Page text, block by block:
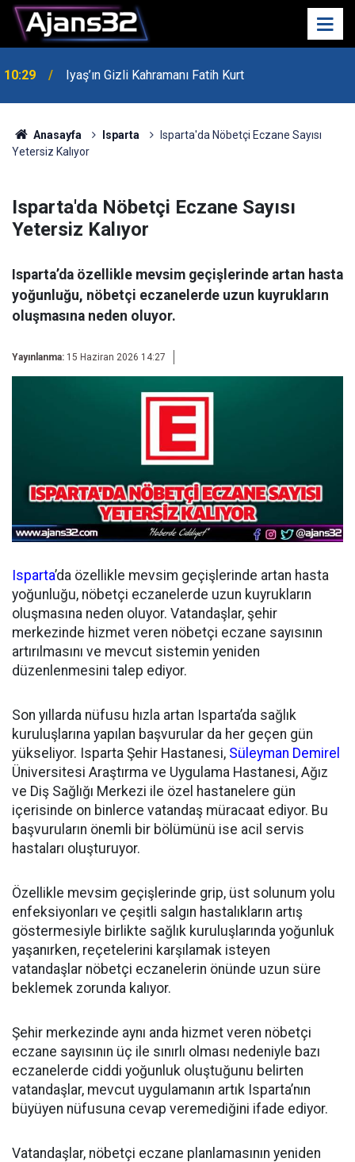
00:52 Isparta'da Asker Eğlencesinde Kavga Çıktı
Anasayfa Isparta
Isparta'da Nöbetçi Eczane Sayısı
Yetersiz Kalıyor
Isparta'da Nöbetçi Eczane Sayısı
Yetersiz Kalıyor
Isparta’da özellikle mevsim geçişlerinde artan hasta
yoğunluğu, nöbetçi eczanelerde uzun kuyrukların
oluşmasına neden oluyor.
Yayınlanma: 15 Haziran 2026 14:27
Isparta’da özellikle mevsim geçişlerinde artan hasta
yoğunluğu, nöbetçi eczanelerde uzun kuyrukların
oluşmasına neden oluyor. Vatandaşlar, şehir
merkezinde hizmet veren nöbetçi eczane sayısının
artırılmasını ve mevcut sistemin yeniden
düzenlenmesini talep ediyor.
Son yıllarda nüfusu hızla artan Isparta’da sağlık
kuruluşlarına yapılan başvurular da her geçen gün
yükseliyor. Isparta Şehir Hastanesi, Süleyman Demirel
Üniversitesi Araştırma ve Uygulama Hastanesi, Ağız
ve Diş Sağlığı Merkezi ile özel hastanelere gün
içerisinde on binlerce vatandaş müracaat ediyor. Bu
başvuruların önemli bir bölümünü ise acil servis
hastaları oluşturuyor.
Özellikle mevsim geçişlerinde grip, üst solunum yolu
enfeksiyonları ve çeşitli salgın hastalıkların artış
göstermesiyle birlikte sağlık kuruluşlarında yoğunluk
yaşanırken, reçetelerini karşılamak isteyen
vatandaşlar nöbetçi eczanelerin önünde uzun süre
beklemek zorunda kalıyor.
Şehir merkezinde aynı anda hizmet veren nöbetçi
eczane sayısının üç ile sınırlı olması nedeniyle bazı
eczanelerde ciddi yoğunluk oluştuğunu belirten
vatandaşlar, mevcut uygulamanın artık Isparta’nın
büyüyen nüfusuna cevap veremediğini ifade ediyor.
Vatandaşlar, nöbetçi eczane planlamasının yeniden